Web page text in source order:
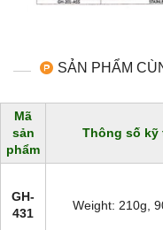
SẢN PHẨM
Mã
sản
phẩm
Thông số kỹ
GH-
431
Weight: 210g,